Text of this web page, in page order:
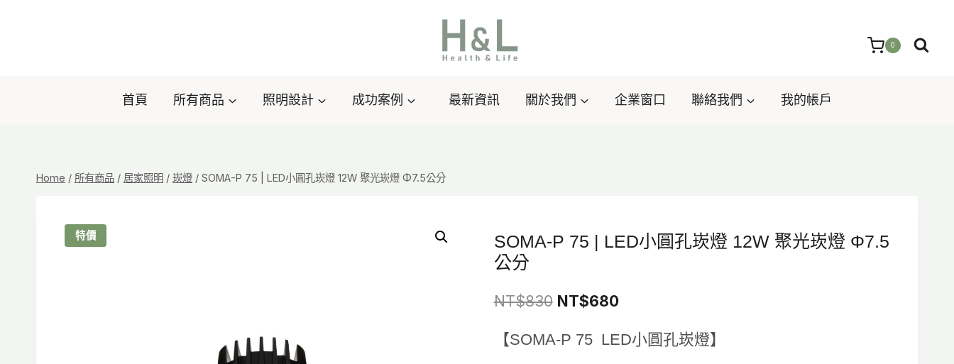
0
首頁 所有商品 照明設計 成功案例 最新資訊 關於我們 企業窗口 聯絡我們 我的帳戶
Home / 所有商品 / 居家照明 / 崁燈 / SOMA-P 75 | LED小圓孔崁燈 12W 聚光崁燈 Φ7.5公分
特價
SOMA-P 75 | LED小圓孔崁燈 12W 聚光崁燈 Φ7.5
公分
NT$830 原
價
NT$680目
價
【SOMA-P 75 LED小圓孔崁燈】